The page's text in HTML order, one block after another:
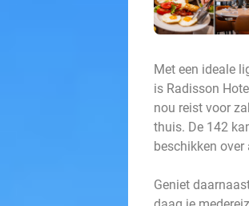
Met een ideale
is Radisson
nou reist voor
thuis. De 142
beschikken
Geniet